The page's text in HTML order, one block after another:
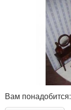
Вам понадобится: